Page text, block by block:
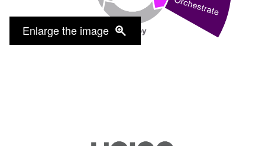
Enlarge the image